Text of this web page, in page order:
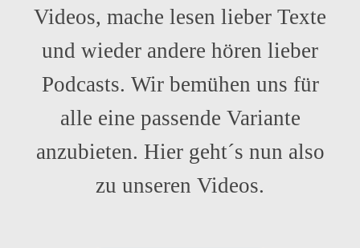
Videos, mache lesen lieber Texte
und wieder andere hören lieber
Podcasts. Wir bemühen uns für
alle eine passende Variante
anzubieten. Hier geht´s nun also
zu unseren Videos.